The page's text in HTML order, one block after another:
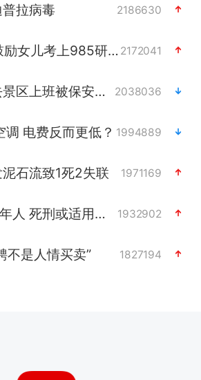
拉病毒 2186630
41岁女子为鼓励女儿考上985研究生 2172041
郑国霖回应去景区上班被保安拦下 2038036
电费反而更低？ 1994889
石流致1死2失联 1971169
“梅姨”已是老年人 死刑或适用受限 1932902
不是人情买卖” 1827194